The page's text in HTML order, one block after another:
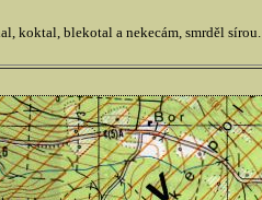
koktal, blekotal a nekecám, smrděl sírou.